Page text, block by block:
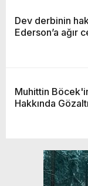
Dev derbinin
Ederson’a ağır
Muhittin
Hakkında